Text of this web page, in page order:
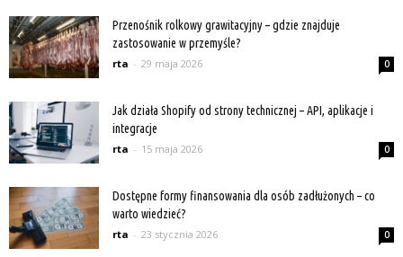
Przenośnik rolkowy grawitacyjny – gdzie znajduje
zastosowanie w przemyśle?
rta - 29 maja 2026 0
Jak działa Shopify od strony technicznej – API, aplikacje i
integracje
rta - 15 maja 2026 0
Dostępne formy finansowania dla osób zadłużonych – co
warto wiedzieć?
rta - 23 stycznia 2026 0